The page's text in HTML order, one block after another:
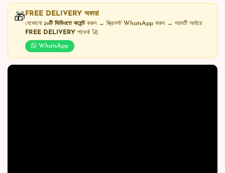
🎁FREE DELIVERY অফার!
যেকোনো ১০টি ভিডিওতে কমেন্টকরুন → স্ক্রিনশট WhatsApp করুন → পরবর্তী অর্ডারে
FREE DELIVERY পাবেন! 🚀
WhatsApp